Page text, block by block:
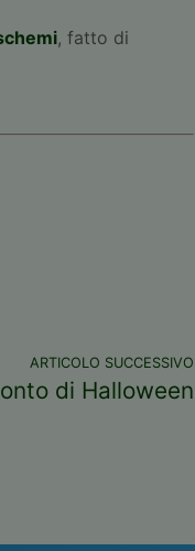
, fatto di
ARTICOLO SUCCESSIVO
di Halloween